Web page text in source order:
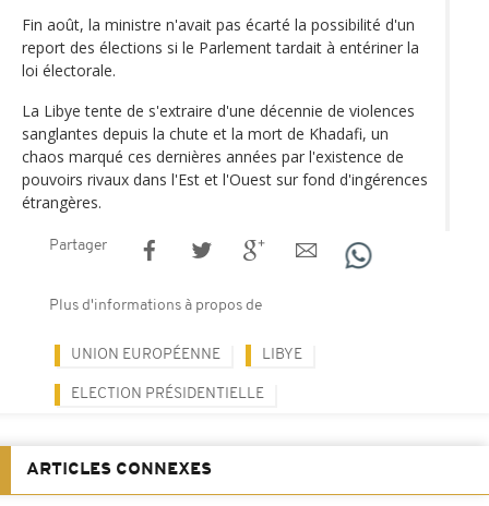
Fin août, la ministre n'avait pas écarté la possibilité d'un
report des élections si le Parlement tardait à entériner la
loi électorale.
La Libye tente de s'extraire d'une décennie de violences
sanglantes depuis la chute et la mort de Khadafi, un
chaos marqué ces dernières années par l'existence de
pouvoirs rivaux dans l'Est et l'Ouest sur fond d'ingérences
étrangères.
Partager
Plus d'informations à propos de
UNION EUROPÉENNE LIBYE
ELECTION PRÉSIDENTIELLE
ARTICLES CONNEXES